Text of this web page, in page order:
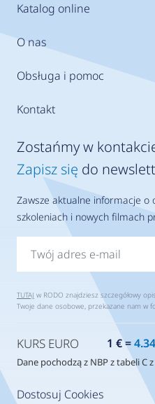
Katalog online
O nas
Obsługa i pomoc
Kontakt
Dostosuj Cookies
Zostańmy w
Zapisz się do
Zawsze aktualne informacje o
szkoleniach i nowych filmach
TUTAJ w RODO znajdziesz szczegółowy
Twoje dane osobowe, przekazane nam w
KURS EURO 1 € =
Dane pochodzą z NBP z tabeli C